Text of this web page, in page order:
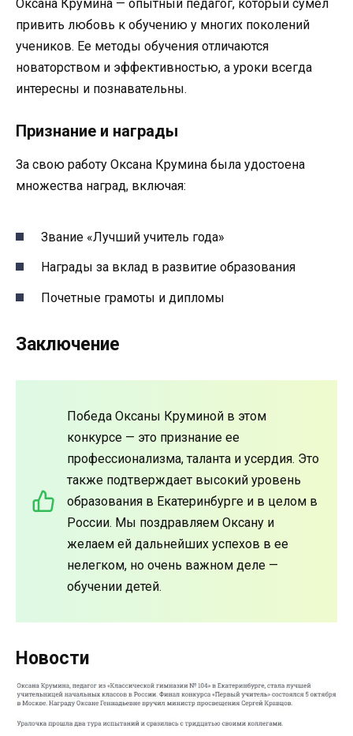
Оксана Крумина — опытный педагог, который сумел
привить любовь к обучению у многих поколений
учеников. Ее методы обучения отличаются
новаторством и эффективностью, а уроки всегда
интересны и познавательны.
Признание и награды
За свою работу Оксана Крумина была удостоена
множества наград, включая:
Звание «Лучший учитель года»
Награды за вклад в развитие образования
Почетные грамоты и дипломы
Заключение
Победа Оксаны Круминой в этом
конкурсе — это признание ее
профессионализма, таланта и усердия. Это
также подтверждает высокий уровень
образования в Екатеринбурге и в целом в
России. Мы поздравляем Оксану и
желаем ей дальнейших успехов в ее
нелегком, но очень важном деле —
обучении детей.
Новости